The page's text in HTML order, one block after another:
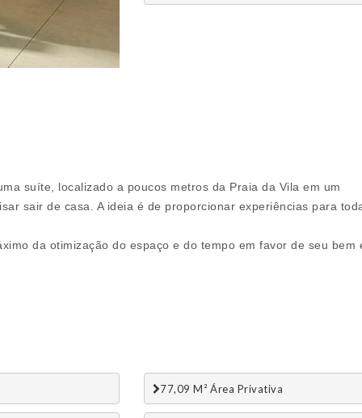
suíte, localizado a poucos metros da Praia da Vila em um
sair de casa. A ideia é de proporcionar experiências para
da otimização do espaço e do tempo em favor de seu bem
77,09 M² Área Privativa